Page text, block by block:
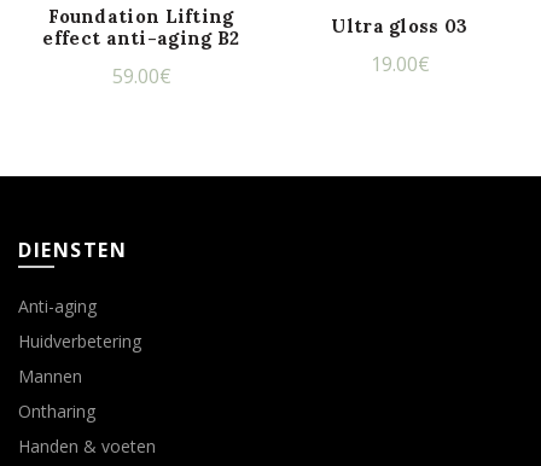
Foundation Lifting
effect anti-aging B2
59.00€
Ultra gloss 03
19.00€
DIENSTEN
Anti-aging
Huidverbetering
Mannen
Ontharing
Handen & voeten